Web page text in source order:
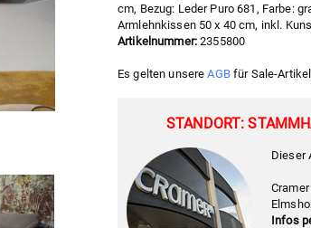
cm, Bezug: Leder Puro 681, Farbe:
Armlehnkissen 50 x 40 cm, inkl.
Artikelnummer: 2355800
Es gelten unsereAGBfür Sale-
STANDORT:
Dieser
Infos